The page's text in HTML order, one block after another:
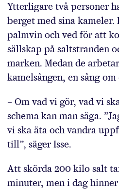
Ytterligare två personer
berget med sina kameler.
palmvin och ved för att
sällskap på saltstranden
marken. Medan de
kamelsången, en sång om
– Om vad vi gör, vad vi
schema kan man säga.
vi ska äta och vandra
till”, säger Isse.
Att skörda 200 kilo salt
minuter, men i dag